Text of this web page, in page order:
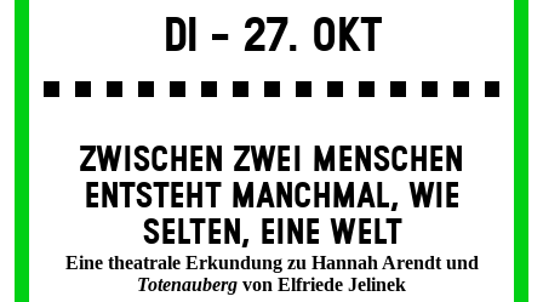
Di - 27. Okt
ZWISCHEN ZWEI MENSCHEN
ENT­STEHT MANCH­MAL, WIE
SELTEN, EINE WELT
Eine theatrale Erkundung zu Hannah Arendt und
Totenauberg von Elfriede Jelinek